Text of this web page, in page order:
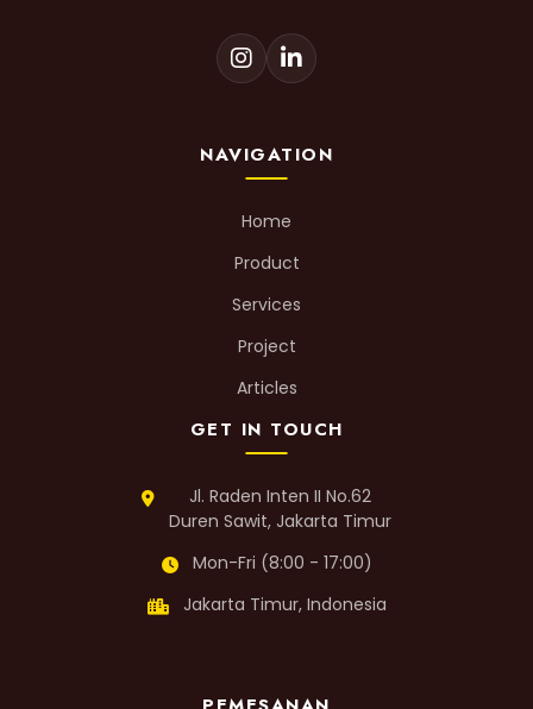
NAVIGATION
Home
Product
Services
Project
Articles
GET IN TOUCH
Jl. Raden Inten II No.62
Duren Sawit, Jakarta Timur
Mon-Fri (8:00 - 17:00)
Jakarta Timur, Indonesia